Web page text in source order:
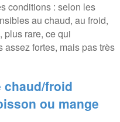
conditions : selon les
au chaud, au froid,
plus rare, ce qui
fortes, mais pas très
chaud/froid
ou mange